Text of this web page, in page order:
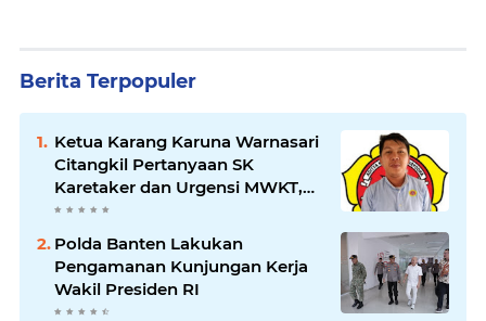
Berita Terpopuler
Ketua Karang Karuna Warnasari
Citangkil Pertanyaan SK
Karetaker dan Urgensi MWKT,
Saat Suasana Berduka
Polda Banten Lakukan
Pengamanan Kunjungan Kerja
Wakil Presiden RI